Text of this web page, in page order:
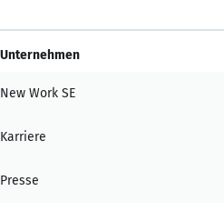
Unternehmen
New Work SE
Karriere
Presse